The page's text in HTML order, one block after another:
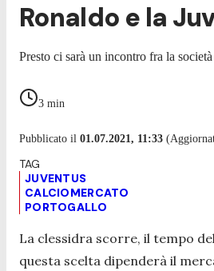
Ronaldo e la
Presto ci sarà un incontro fra la
3 min
Pubblicato il 01.07.2021, 11:33
JUVENTUS
CALCIOMERCATO
PORTOGALLO
La clessidra scorre, il tempo
questa scelta dipenderà il